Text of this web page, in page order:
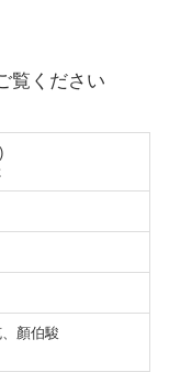
覧ください
顏伯駿